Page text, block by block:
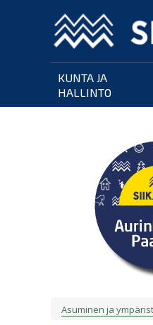
Hyppää
pääsisältöön
KUNTA JA
HALLINTO
Asuminen ja